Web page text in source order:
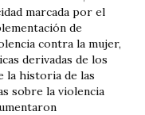
marcada por el
de
contra la mujer,
derivadas de los
la historia de las
sobre la violencia